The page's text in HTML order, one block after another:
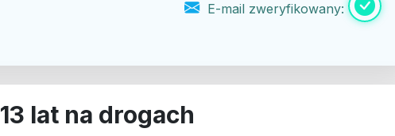
E-mail zweryfikowany:
13 lat na drogach